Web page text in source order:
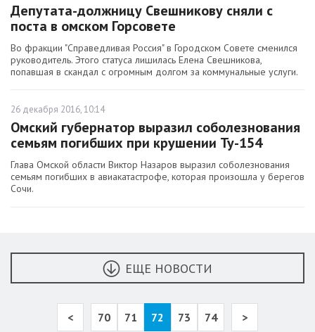
Депутата-должницу Свешникову сняли с
поста в омском Горсовете
Во фракции "Справедливая Россия" в Городском Совете сменился
руководитель. Этого статуса лишилась Елена Свешникова,
попавшая в скандал с огромным долгом за коммунальные услуги.
26 декабря 2016, 10:14
Омский губернатор выразил соболезнования
семьям погибших при крушении Ту-154
Глава Омской области Виктор Назаров выразил соболезнования
семьям погибших в авиакатастрофе, которая произошла у берегов
Сочи.
ЕЩЕ НОВОСТИ
< 70 71 72 73 74 >